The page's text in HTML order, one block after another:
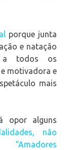
porque junta
e natação
a todos os
motivadora e
mais
opor alguns
não